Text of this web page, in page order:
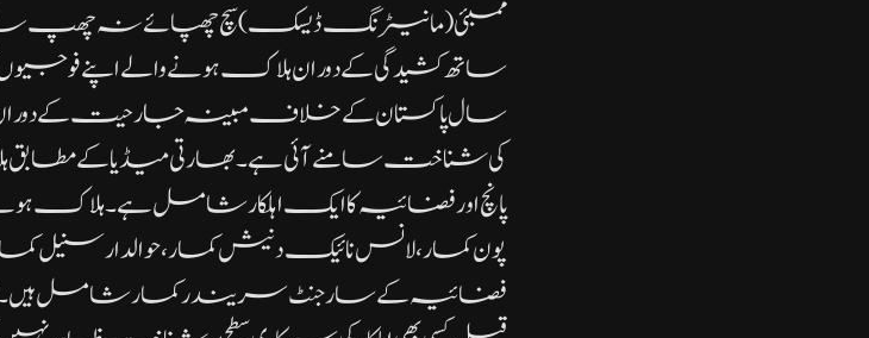
ممبئی( مانیٹرنگ ڈیسک) سچ چھپائے نہ چھپ
ساتھ کشیدگی کے دوران ہلاک ہونے والے اپنے
سال پاکستان کے خلاف مبینہ جارحیت کے دوران
کی شناخت سامنے آئی ہے۔ بھارتی میڈیا کے مطابق
پانچ اور فضائیہ کا ایک اہلکار شامل ہے۔ہلاک
پون کمار، لانس نائیک دنیش کمار، حوالدار سنیل
فضائیہ کے سارجنٹ سریندر کمار شامل